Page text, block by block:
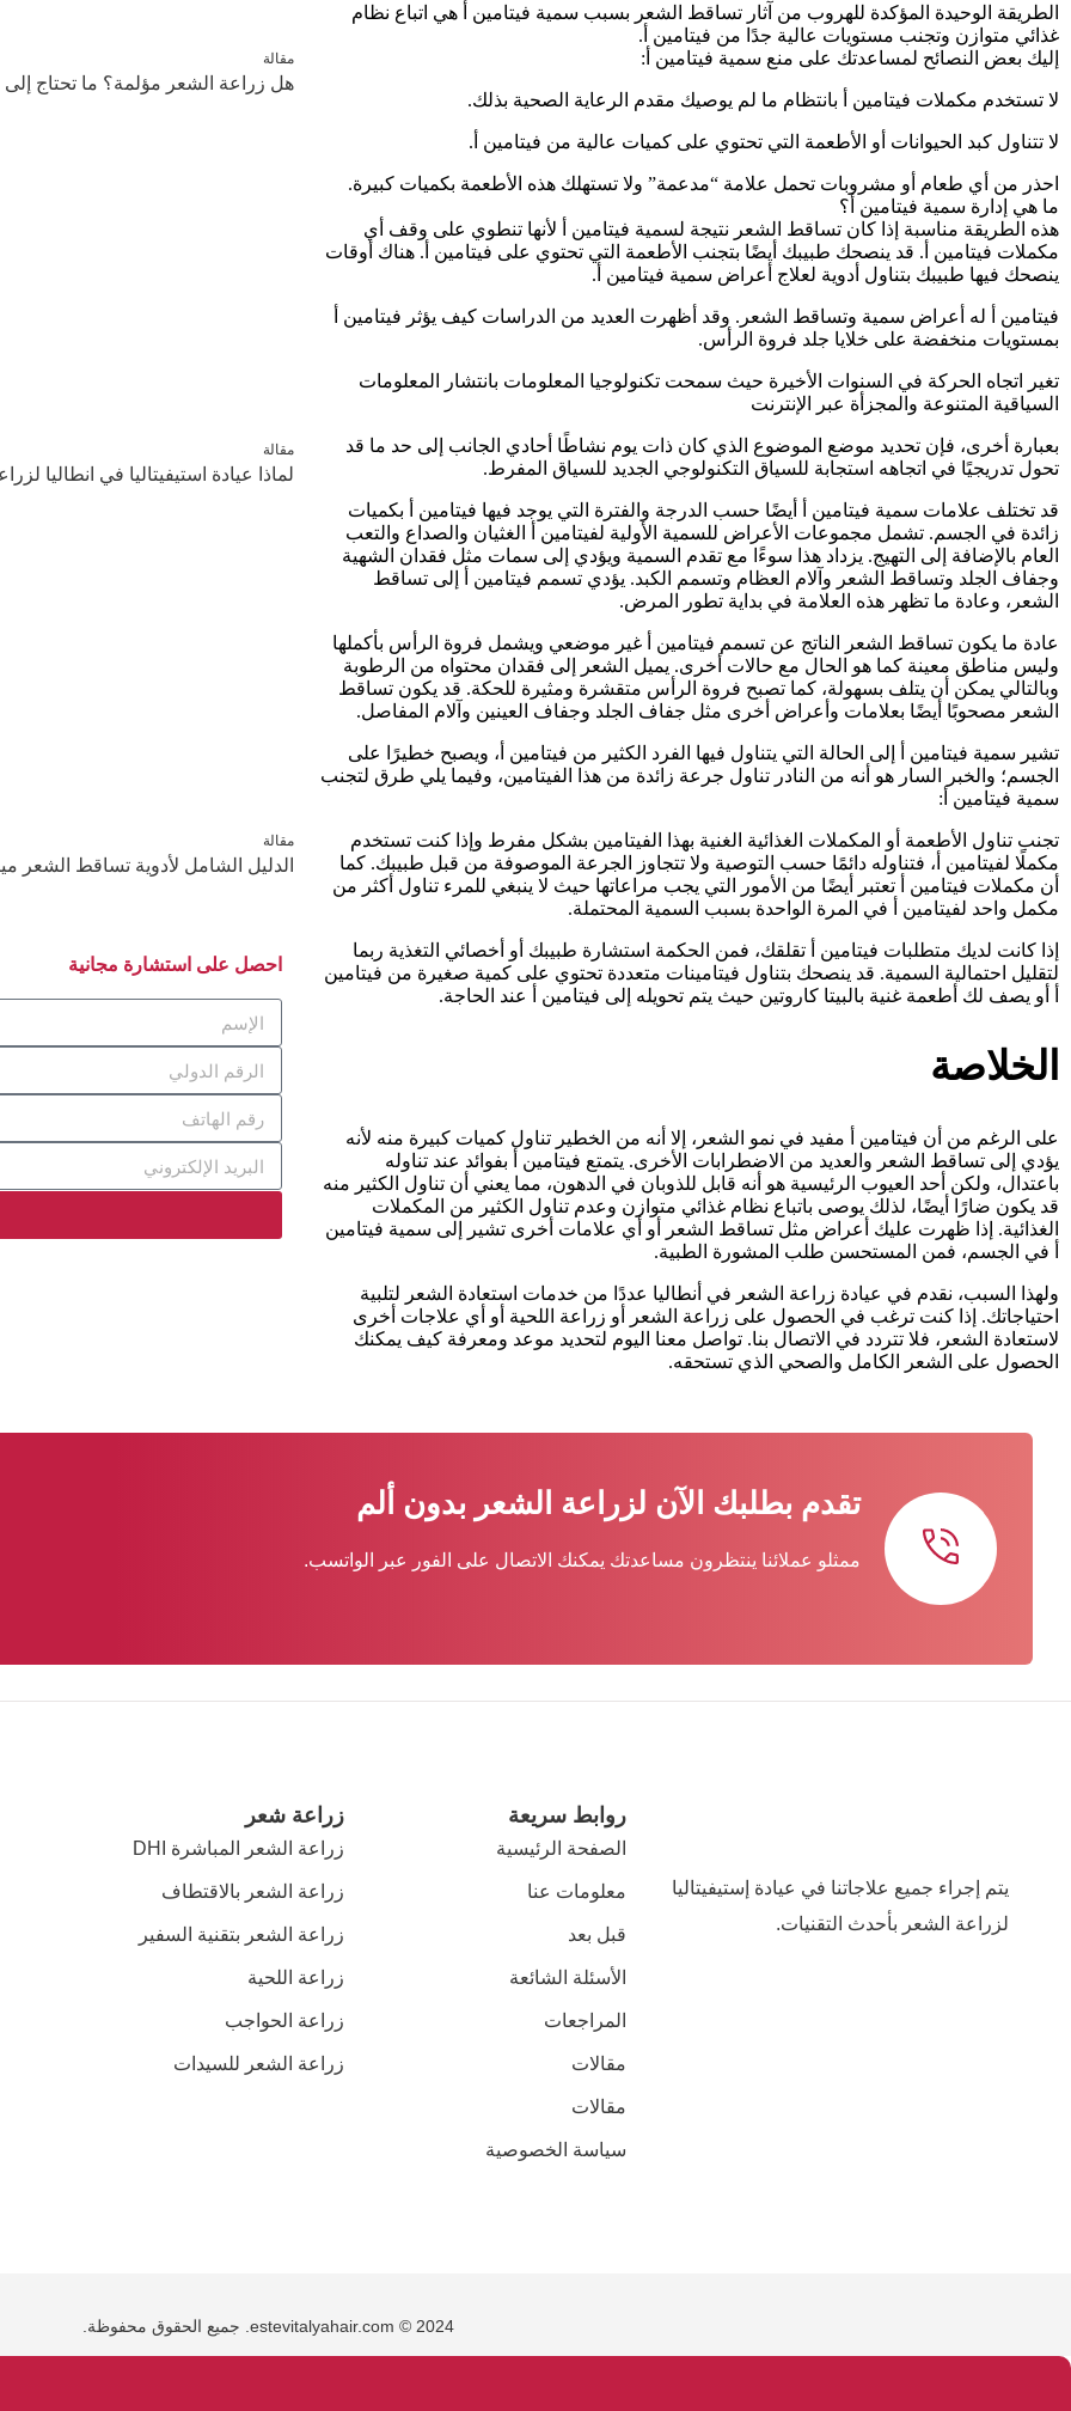
الطريقة الوحيدة المؤكدة للهروب من آثار تساقط الشعر بسبب سمية فيتامين أ هي اتباع نظام
غذائي متوازن وتجنب مستويات عالية جدًا من فيتامين أ.
إليك بعض النصائح لمساعدتك على منع سمية فيتامين أ:
لا تستخدم مكملات فيتامين أ بانتظام ما لم يوصيك مقدم الرعاية الصحية بذلك.
لا تتناول كبد الحيوانات أو الأطعمة التي تحتوي على كميات عالية من فيتامين أ.
احذر من أي طعام أو مشروبات تحمل علامة “مدعمة” ولا تستهلك هذه الأطعمة بكميات كبيرة.
ما هي إدارة سمية فيتامين أ؟
هذه الطريقة مناسبة إذا كان تساقط الشعر نتيجة لسمية فيتامين أ لأنها تنطوي على وقف أي
مكملات فيتامين أ. قد ينصحك طبيبك أيضًا بتجنب الأطعمة التي تحتوي على فيتامين أ. هناك أوقات
ينصحك فيها طبيبك بتناول أدوية لعلاج أعراض سمية فيتامين أ.
فيتامين أ له أعراض سمية وتساقط الشعر. وقد أظهرت العديد من الدراسات كيف يؤثر فيتامين أ
بمستويات منخفضة على خلايا جلد فروة الرأس.
تغير اتجاه الحركة في السنوات الأخيرة حيث سمحت تكنولوجيا المعلومات بانتشار المعلومات
السياقية المتنوعة والمجزأة عبر الإنترنت
بعبارة أخرى، فإن تحديد موضع الموضوع الذي كان ذات يوم نشاطًا أحادي الجانب إلى حد ما قد
تحول تدريجيًا في اتجاهه استجابة للسياق التكنولوجي الجديد للسياق المفرط.
قد تختلف علامات سمية فيتامين أ أيضًا حسب الدرجة والفترة التي يوجد فيها فيتامين أ بكميات
زائدة في الجسم. تشمل مجموعات الأعراض للسمية الأولية لفيتامين أ الغثيان والصداع والتعب
العام بالإضافة إلى التهيج. يزداد هذا سوءًا مع تقدم السمية ويؤدي إلى سمات مثل فقدان الشهية
وجفاف الجلد وتساقط الشعر وآلام العظام وتسمم الكبد. يؤدي تسمم فيتامين أ إلى تساقط
الشعر، وعادة ما تظهر هذه العلامة في بداية تطور المرض.
عادة ما يكون تساقط الشعر الناتج عن تسمم فيتامين أ غير موضعي ويشمل فروة الرأس بأكملها
وليس مناطق معينة كما هو الحال مع حالات أخرى. يميل الشعر إلى فقدان محتواه من الرطوبة
وبالتالي يمكن أن يتلف بسهولة، كما تصبح فروة الرأس متقشرة ومثيرة للحكة. قد يكون تساقط
الشعر مصحوبًا أيضًا بعلامات وأعراض أخرى مثل جفاف الجلد وجفاف العينين وآلام المفاصل.
تشير سمية فيتامين أ إلى الحالة التي يتناول فيها الفرد الكثير من فيتامين أ، ويصبح خطيرًا على
الجسم؛ والخبر السار هو أنه من النادر تناول جرعة زائدة من هذا الفيتامين، وفيما يلي طرق لتجنب
سمية فيتامين أ:
تجنب تناول الأطعمة أو المكملات الغذائية الغنية بهذا الفيتامين بشكل مفرط وإذا كنت تستخدم
مكملًا لفيتامين أ، فتناوله دائمًا حسب التوصية ولا تتجاوز الجرعة الموصوفة من قبل طبيبك. كما
أن مكملات فيتامين أ تعتبر أيضًا من الأمور التي يجب مراعاتها حيث لا ينبغي للمرء تناول أكثر من
مكمل واحد لفيتامين أ في المرة الواحدة بسبب السمية المحتملة.
إذا كانت لديك متطلبات فيتامين أ تقلقك، فمن الحكمة استشارة طبيبك أو أخصائي التغذية ربما
لتقليل احتمالية السمية. قد ينصحك بتناول فيتامينات متعددة تحتوي على كمية صغيرة من فيتامين
أ أو يصف لك أطعمة غنية بالبيتا كاروتين حيث يتم تحويله إلى فيتامين أ عند الحاجة.
الخلاصة
على الرغم من أن فيتامين أ مفيد في نمو الشعر، إلا أنه من الخطير تناول كميات كبيرة منه لأنه
يؤدي إلى تساقط الشعر والعديد من الاضطرابات الأخرى. يتمتع فيتامين أ بفوائد عند تناوله
باعتدال، ولكن أحد العيوب الرئيسية هو أنه قابل للذوبان في الدهون، مما يعني أن تناول الكثير منه
قد يكون ضارًا أيضًا، لذلك يوصى باتباع نظام غذائي متوازن وعدم تناول الكثير من المكملات
الغذائية. إذا ظهرت عليك أعراض مثل تساقط الشعر أو أي علامات أخرى تشير إلى سمية فيتامين
أ في الجسم، فمن المستحسن طلب المشورة الطبية.
ولهذا السبب، نقدم في عيادة زراعة الشعر في أنطاليا عددًا من خدمات استعادة الشعر لتلبية
احتياجاتك. إذا كنت ترغب في الحصول على زراعة الشعر أو زراعة اللحية أو أي علاجات أخرى
لاستعادة الشعر، فلا تتردد في الاتصال بنا. تواصل معنا اليوم لتحديد موعد ومعرفة كيف يمكنك
الحصول على الشعر الكامل والصحي الذي تستحقه.
مقالة
هل زراعة الشعر مؤلمة؟ ما تحتاج إلى
مقالة
لماذا عيادة استيفيتاليا في انطاليا
مقالة
الدليل الشامل لأدوية تساقط الشعر
احصل على استشارة مجانية
تقدم بطلبك الآن لزراعة الشعر بدون ألم
ممثلو عملائنا ينتظرون مساعدتك يمكنك الاتصال على الفور عبر الواتسب.
يتم إجراء جميع علاجاتنا في عيادة إستيفيتاليا
لزراعة الشعر بأحدث التقنيات.
روابط سريعة
الصفحة الرئيسية
معلومات عنا
قبل بعد
الأسئلة الشائعة
المراجعات
مقالات
مقالات
سياسة الخصوصية
زراعة شعر
زراعة الشعر المباشرة DHI
زراعة الشعر بالاقتطاف
زراعة الشعر بتقنية السفير
زراعة اللحية
زراعة الحواجب
زراعة الشعر للسيدات
estevitalyahair.com © 2024. جميع الحقوق محفوظة.